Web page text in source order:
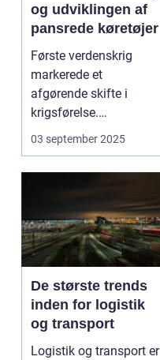
og udviklingen af
pansrede køretøjer
Første verdenskrig
markerede et
afgørende skifte i
krigsførelse.
Industrialiser...
03 september 2025
De største trends
inden for logistik
og transport
Logistik og transport er